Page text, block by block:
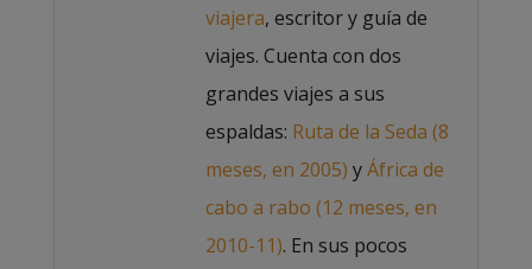
viajera, escritor y guía de
viajes. Cuenta con dos
grandes viajes a sus
espaldas: Ruta de la Seda (8
meses, en 2005) yÁfrica de
cabo a rabo (12 meses, en
2010-11). En sus pocos